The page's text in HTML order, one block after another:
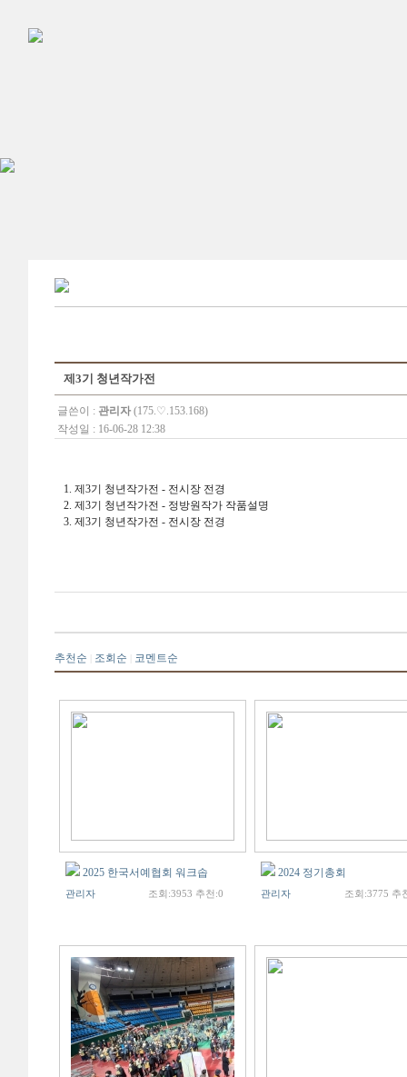
제3기 청년작가전
글쓴이 : 관리자 (175.♡.153.168)
작성일 : 16-06-28 12:38
1. 제3기 청년작가전 - 전시장 전경
2. 제3기 청년작가전 - 정방원작가 작품설명
3. 제3기 청년작가전 - 전시장 전경
추천순 조회순 코멘트순
2025 한국서예협회 워크솝
관리자 조회:3953 추천:0
2024 정기총회
관리자 조회:3775 추